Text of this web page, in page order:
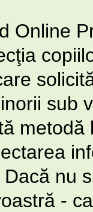
Online
sub
nu
-